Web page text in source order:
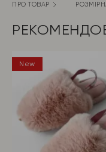
Серце
ПРО ТОВАР
New